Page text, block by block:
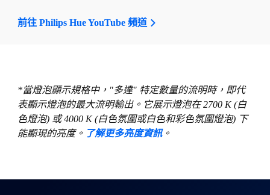
前往 Philips Hue YouTube 頻道
*當燈泡顯示規格中，"多達" 特定數量的流明時，即代
表顯示燈泡的最大流明輸出。它展示燈泡在 2700 K (白
色燈泡) 或 4000 K (白色氛圍或白色和彩色氛圍燈泡) 下
能顯現的亮度。 了解更多亮度資訊。